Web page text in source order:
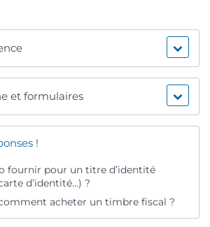
et formulaires
!
fournir pour un titre d’identité
d’identité…) ?
acheter un timbre fiscal ?